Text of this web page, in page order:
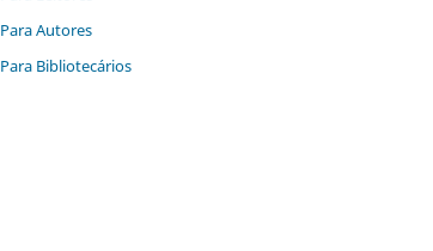
Para Autores
Para Bibliotecários